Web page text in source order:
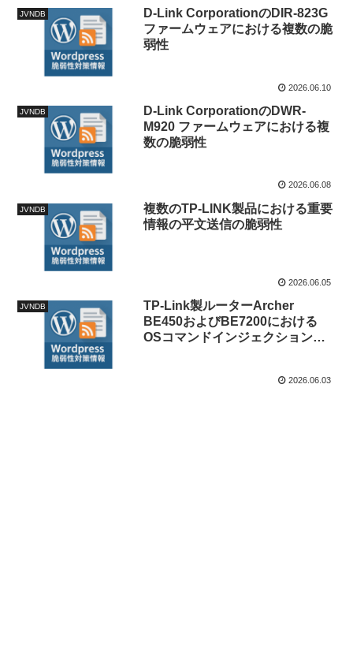
JVNDB
D-Link CorporationのDIR-823G
ファームウェアにおける複数の脆
弱性
2026.06.10
JVNDB
D-Link CorporationのDWR-
M920 ファームウェアにおける複
数の脆弱性
2026.06.08
JVNDB
複数のTP-LINK製品における重要
情報の平文送信の脆弱性
2026.06.05
JVNDB
TP-Link製ルーターArcher
BE450およびBE7200における
OSコマンドインジェクションの
2026.06.03